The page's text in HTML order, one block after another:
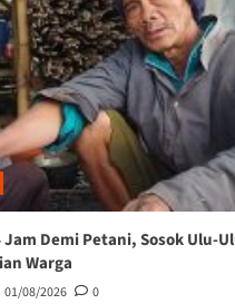
Jam Demi Petani, Sosok Ulu-
Warga
01/08/2026 0